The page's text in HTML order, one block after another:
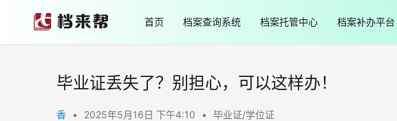
首页 档案查询系统 档案托管中心 档案补办平台
毕业证丢失了？别担心，可以这样办！
香 • 2025年5月16日 下午4:10 • 毕业证/学位证